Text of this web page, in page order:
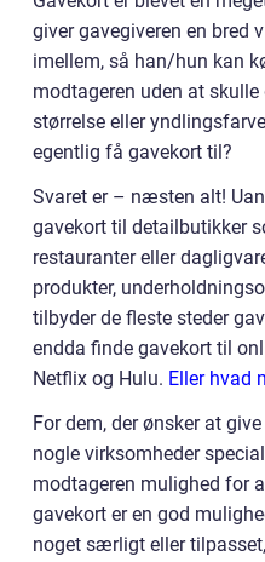
giver gavegiveren en
imellem, så han/hun kan
modtageren uden at
størrelse eller
egentlig få gavekort til?
Svaret er – næsten alt!
gavekort til detailbutikker
restauranter eller
produkter,
tilbyder de fleste steder
endda finde gavekort til
Netflix og Hulu. Eller hvad
For dem, der ønsker at
nogle virksomheder
modtageren mulighed for
gavekort er en god
noget særligt eller